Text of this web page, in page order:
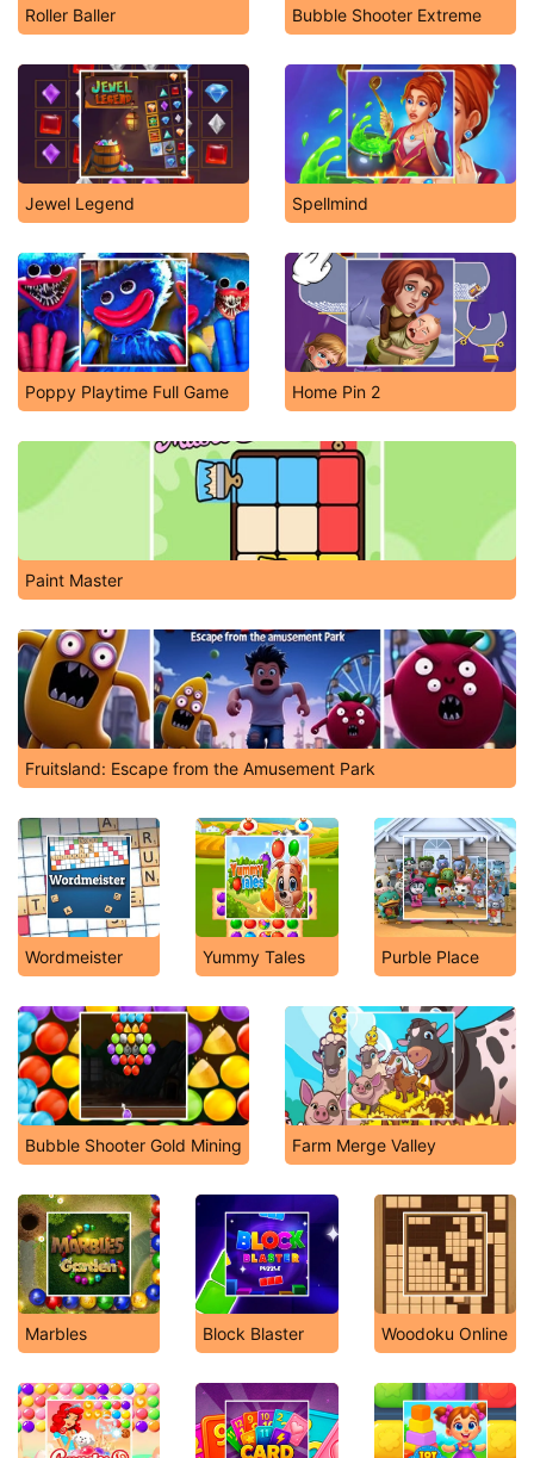
Roller Baller Bubble Shooter Extreme
Jewel Legend Spellmind
Poppy Playtime Full Game Home Pin 2
Paint Master
Fruitsland: Escape from the Amusement Park
Wordmeister Yummy Tales Purble Place
Bubble Shooter Gold Mining Farm Merge Valley
Marbles Block Blaster Woodoku Online